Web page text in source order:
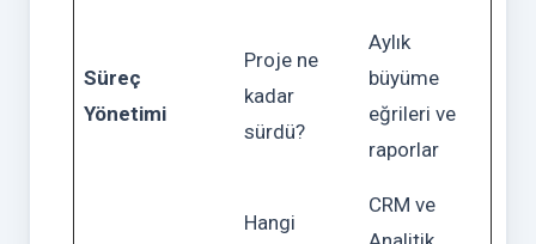
Süreç
Yönetimi
Proje ne
kadar
sürdü?
Aylık
büyüme
eğrileri ve
raporlar
Hangi
CRM ve